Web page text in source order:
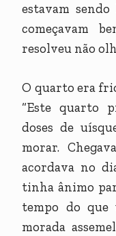
estavam
começavam
resolveu não
O quarto era
“Este quarto
doses de
morar.
acordava no
tinha ânimo
tempo do que
morada